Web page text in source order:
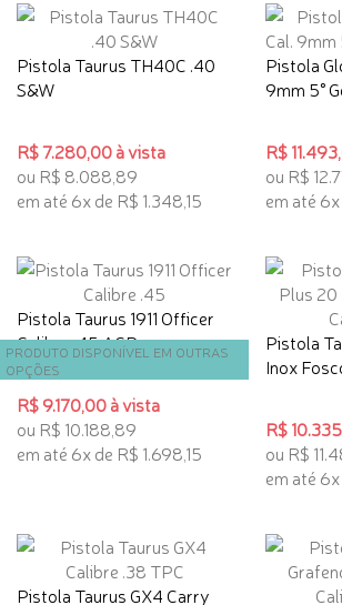
Pistola Taurus TH40C .40
S&W
R$ 7.280,00 à vista
ou R$ 8.088,89
em até 6x de R$ 1.348,15
Pistola
9mm 5°
R$
ou R$
em até
Pistola Taurus 1911 Officer
Calibre .45 ACP
R$ 9.170,00 à vista
ou R$ 10.188,89
em até 6x de R$ 1.698,15
PRODUTO DISPONÍVEL EM OUTRAS
OPÇÕES
Pistola
Inox
R$
ou R$
em até 6x
Pistola Taurus GX4 Carry